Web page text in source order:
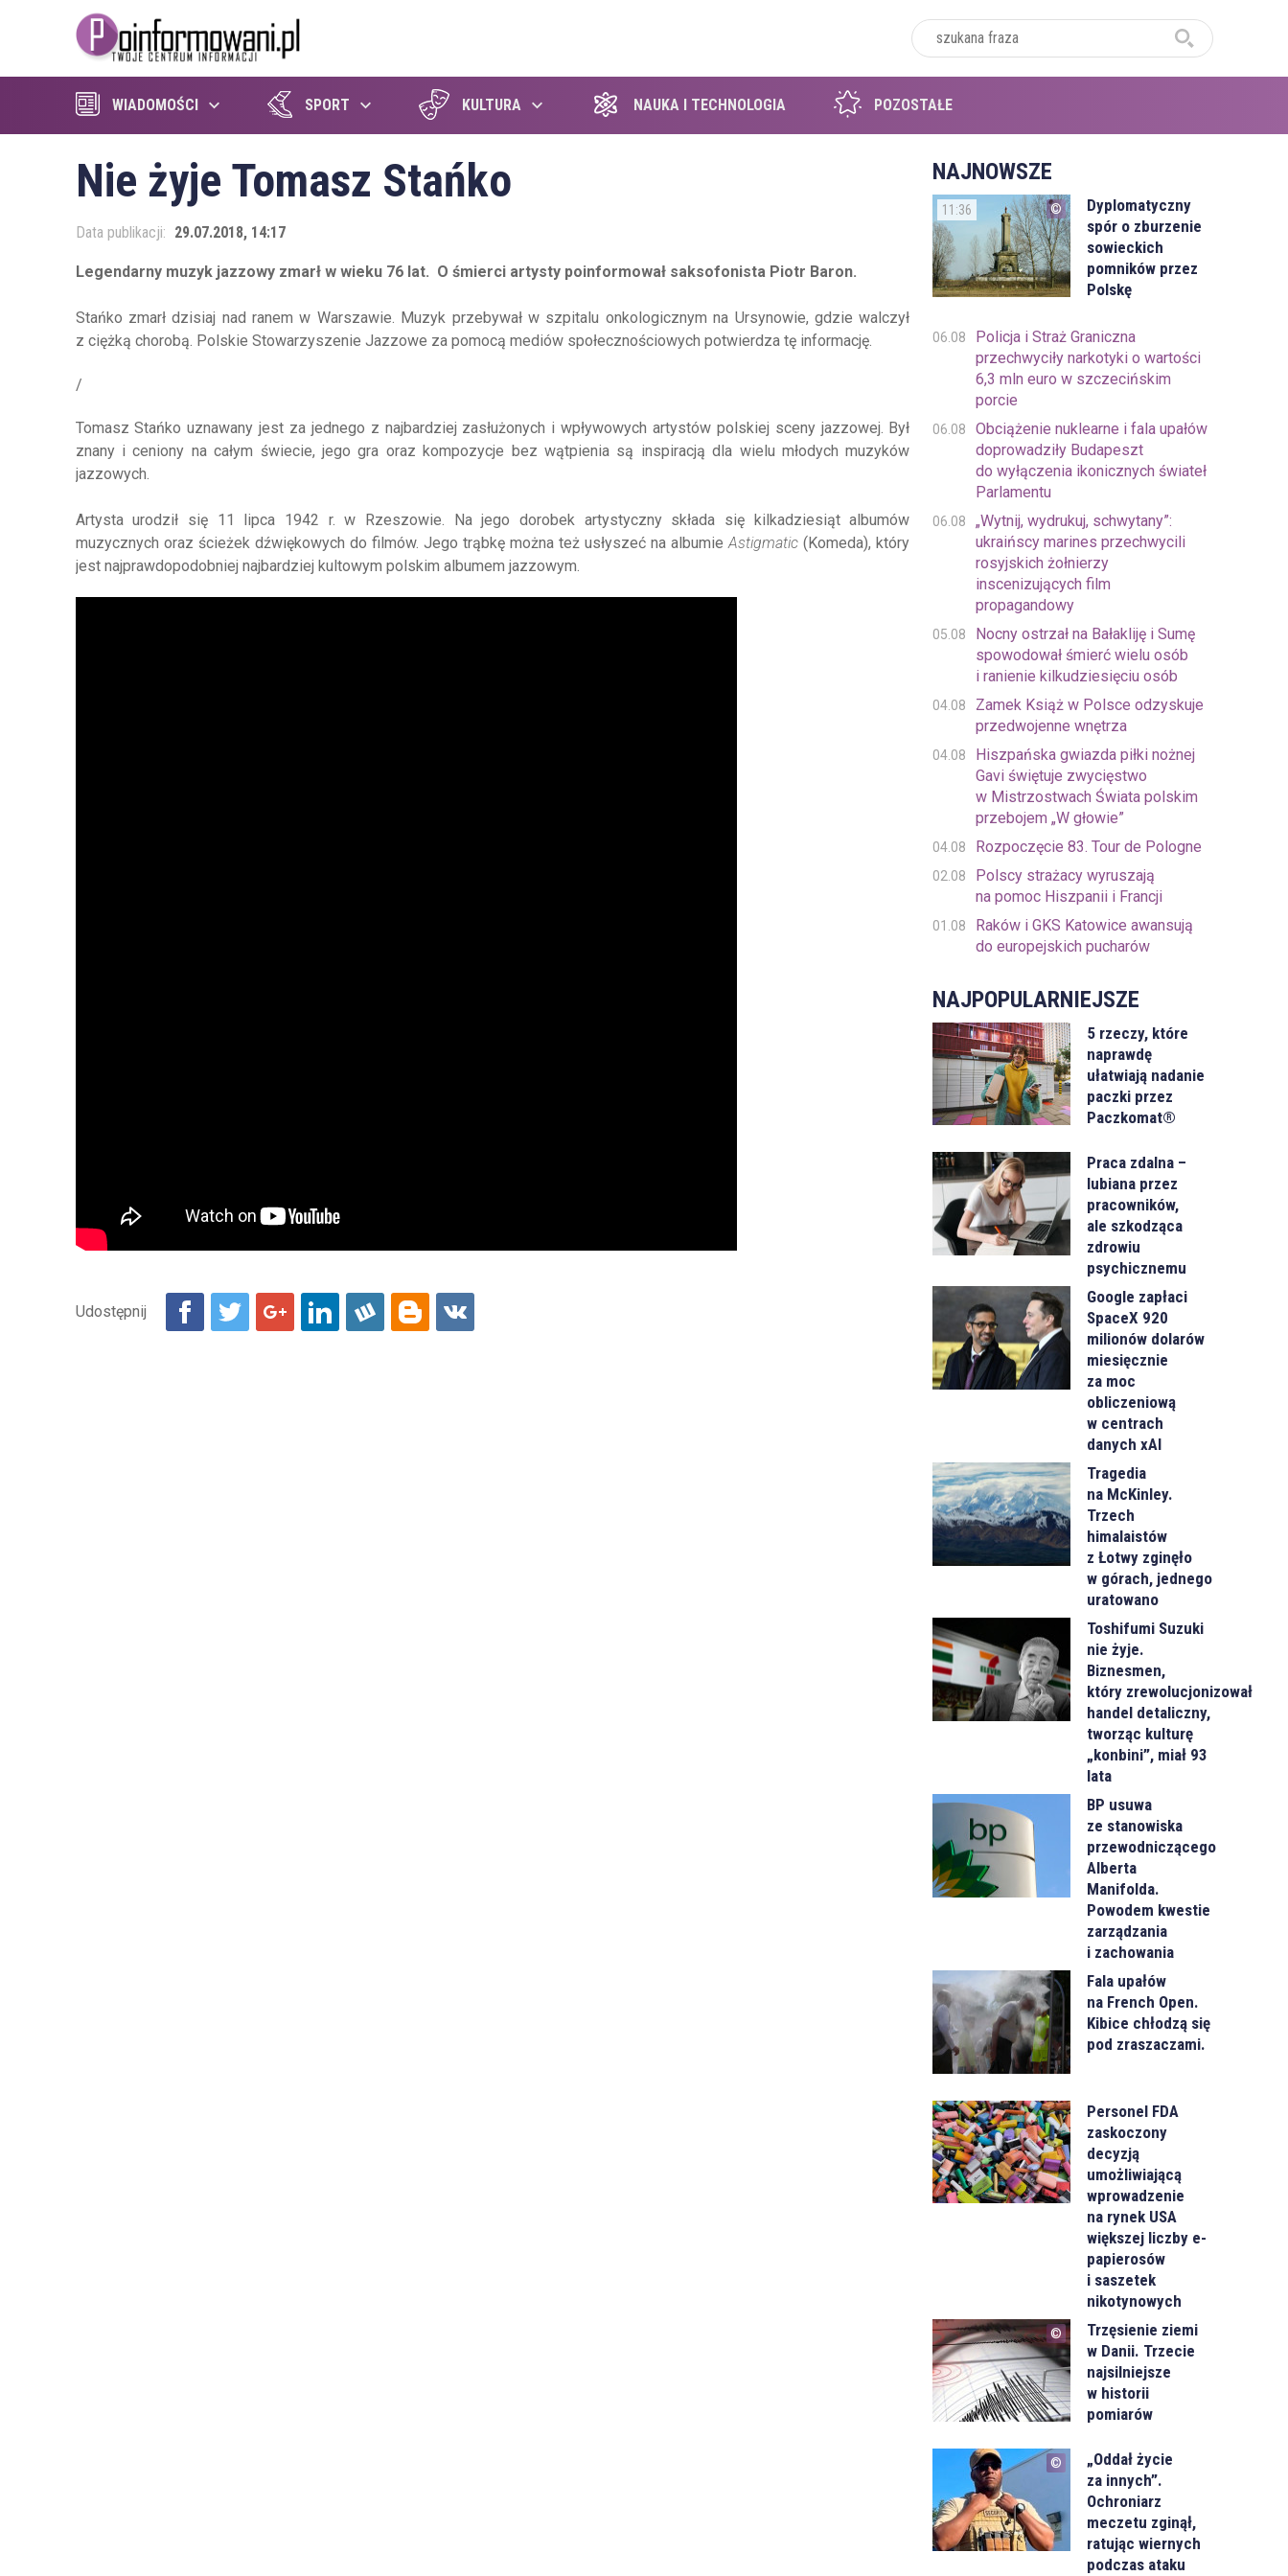
WIADOMOŚCI SPORT KULTURA NAUKA I TECHNOLOGIA POZOSTAŁE
Nie żyje Tomasz Stańko
Data publikacji: 29.07.2018, 14:17
Legendarny muzyk jazzowy zmarł w wieku 76 lat. O śmierci artysty poinformował saksofonista Piotr Baron.
Stańko zmarł dzisiaj nad ranem w Warszawie. Muzyk przebywał w szpitalu onkologicznym na Ursynowie, gdzie walczył
z ciężką chorobą. Polskie Stowarzyszenie Jazzowe za pomocą mediów społecznościowych potwierdza tę informację.
/
Tomasz Stańko uznawany jest za jednego z najbardziej zasłużonych i wpływowych artystów polskiej sceny jazzowej. Był
znany i ceniony na całym świecie, jego gra oraz kompozycje bez wątpienia są inspiracją dla wielu młodych muzyków
jazzowych.
Artysta urodził się 11 lipca 1942 r. w Rzeszowie. Na jego dorobek artystyczny składa się kilkadziesiąt albumów
muzycznych oraz ścieżek dźwiękowych do filmów. Jego trąbkę można też usłyszeć na albumieAstigmatic(Komeda), który
jest najprawdopodobniej najbardziej kultowym polskim albumem jazzowym.
NAJNOWSZE
11:36
Dyplomatyczny
spór o zburzenie
sowieckich
pomników przez
Polskę
06.08
Policja i Straż Graniczna
przechwyciły narkotyki o wartości
6,3 mln euro w szczecińskim
porcie
06.08
Obciążenie nuklearne i fala upałów
doprowadziły Budapeszt
do wyłączenia ikonicznych świateł
Parlamentu
06.08
„Wytnij, wydrukuj, schwytany”:
ukraińscy marines przechwycili
rosyjskich żołnierzy
inscenizujących film
propagandowy
05.08
Nocny ostrzał na Bałakliję i Sumę
spowodował śmierć wielu osób
i ranienie kilkudziesięciu osób
04.08
Zamek Książ w Polsce odzyskuje
przedwojenne wnętrza
04.08
Hiszpańska gwiazda piłki nożnej
Gavi świętuje zwycięstwo
w Mistrzostwach Świata polskim
przebojem „W głowie”
04.08 Rozpoczęcie 83. Tour de Pologne
02.08
Polscy strażacy wyruszają
na pomoc Hiszpanii i Francji
01.08
Raków i GKS Katowice awansują
do europejskich pucharów
NAJPOPULARNIEJSZE
5 rzeczy, które
naprawdę
ułatwiają nadanie
paczki przez
Paczkomat®
Praca zdalna –
lubiana przez
pracowników,
ale szkodząca
zdrowiu
psychicznemu
Google zapłaci
SpaceX 920
milionów dolarów
miesięcznie
za moc
obliczeniową
w centrach
danych xAI
Tragedia
na McKinley.
Trzech
himalaistów
z Łotwy zginęło
w górach, jednego
uratowano
Toshifumi Suzuki
nie żyje.
Biznesmen,
który zrewolucjonizował
handel detaliczny,
tworząc kulturę
„konbini”, miał 93
lata
BP usuwa
ze stanowiska
przewodniczącego
Alberta
Manifolda.
Powodem kwestie
zarządzania
i zachowania
Fala upałów
na French Open.
Kibice chłodzą się
pod zraszaczami.
Personel FDA
zaskoczony
decyzją
umożliwiającą
wprowadzenie
na rynek USA
większej liczby e-
papierosów
i saszetek
nikotynowych
Trzęsienie ziemi
w Danii. Trzecie
najsilniejsze
w historii
pomiarów
„Oddał życie
za innych”.
Ochroniarz
meczetu zginął,
ratując wiernych
podczas ataku